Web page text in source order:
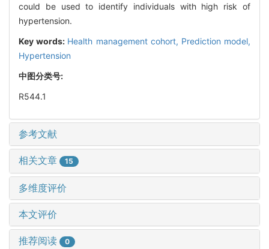
could be used to identify individuals with high risk of
hypertension.
Key words: Health management cohort, Prediction model,
Hypertension
中图分类号:
R544.1
参考文献
相关文章 15
多维度评价
本文评价
推荐阅读 0